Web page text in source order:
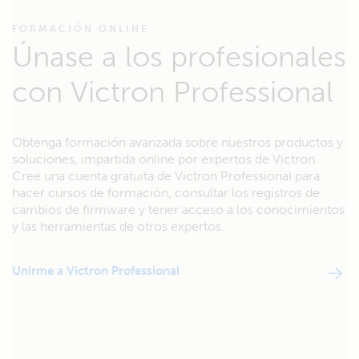
FORMACIÓN ONLINE
Únase a los profesionales
con Victron Professional
Obtenga formación avanzada sobre nuestros productos y
soluciones, impartida online por expertos de Victron.
Cree una cuenta gratuita de Victron Professional para
hacer cursos de formación, consultar los registros de
cambios de firmware y tener acceso a los conocimientos
y las herramientas de otros expertos.
Unirme a Victron Professional